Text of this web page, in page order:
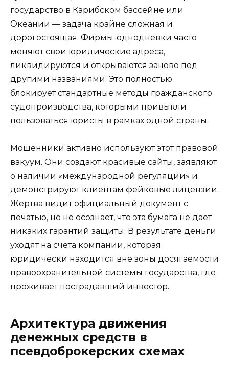
государство в Карибском бассейне или
Океании — задача крайне сложная и
дорогостоящая. Фирмы-однодневки часто
меняют свои юридические адреса,
ликвидируются и открываются заново под
другими названиями. Это полностью
блокирует стандартные методы гражданского
судопроизводства, которыми привыкли
пользоваться юристы в рамках одной страны.
Мошенники активно используют этот правовой
вакуум. Они создают красивые сайты, заявляют
о наличии «международной регуляции» и
демонстрируют клиентам фейковые лицензии.
Жертва видит официальный документ с
печатью, но не осознает, что эта бумага не дает
никаких гарантий защиты. В результате деньги
уходят на счета компании, которая
юридически находится вне зоны досягаемости
правоохранительной системы государства, где
проживает пострадавший инвестор.
Архитектура движения
денежных средств в
псевдоброкерских схемах